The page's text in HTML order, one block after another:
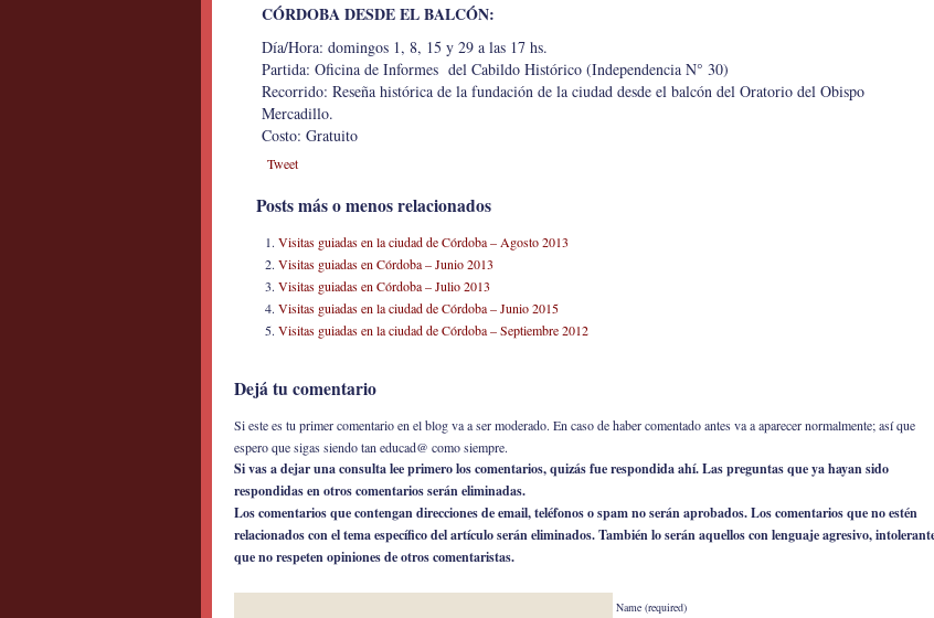
CÓRDOBA DESDE EL BALCÓN:
Día/Hora: domingos 1, 8, 15 y 29 a las 17 hs.
Partida: Oficina de Informes del Cabildo Histórico (Independencia N° 30)
Recorrido: Reseña histórica de la fundación de la ciudad desde el balcón del Oratorio del Obispo
Mercadillo.
Costo: Gratuito
Tweet
Posts más o menos relacionados
Visitas guiadas en la ciudad de Córdoba – Agosto 2013
Visitas guiadas en Córdoba – Junio 2013
Visitas guiadas en Córdoba – Julio 2013
Visitas guiadas en la ciudad de Córdoba – Junio 2015
Visitas guiadas en la ciudad de Córdoba – Septiembre 2012
Dejá tu comentario
Si este es tu primer comentario en el blog va a ser moderado. En caso de haber comentado antes va a aparecer normalmente; así que
espero que sigas siendo tan educad@ como siempre.
Si vas a dejar una consulta lee primero los comentarios, quizás fue respondida ahí. Las preguntas que ya hayan sido
respondidas en otros comentarios serán eliminadas.
Los comentarios que contengan direcciones de email, teléfonos o spam no serán aprobados. Los comentarios que no estén
relacionados con el tema específico del artículo serán eliminados. También lo serán aquellos con lenguaje agresivo,
que no respeten opiniones de otros comentaristas.
Name (required)